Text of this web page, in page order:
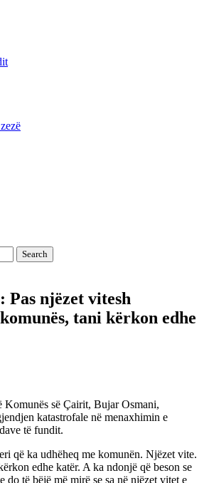
njëzet vitesh
tani kërkon edhe
Komunës së Çairit, Bujar Osmani,
katastrofale në menaxhimin e
të fundit.
që ka udhëheq me komunën. Njëzet vite.
edhe katër. A ka ndonjë që beson se
do të bëjë më mirë se sa në njëzet vitet e